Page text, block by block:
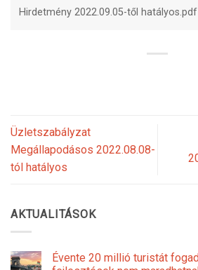
Hirdetmény 2022.09.05-től hatályos.pdf
Üzletszabályzat
Megállapodásos 2022.08.08-
tól hatályos
AKTUALITÁSOK
Évente 20 millió turistát